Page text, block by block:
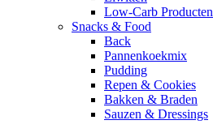
Low-Carb Producten
Snacks & Food
Back
Pannenkoekmix
Pudding
Repen & Cookies
Bakken & Braden
Sauzen & Dressings